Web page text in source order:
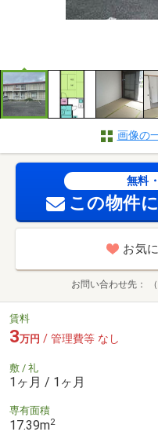
画像の
無料
この物件
お気
お問い合わせ先
賃料
3万円 / 管理費等 なし
敷 / 礼
1ヶ月 / 1ヶ月
専有面積
17.39m2